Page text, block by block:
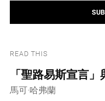
READ THIS
「聖路易斯宣言
馬可·哈弗蘭